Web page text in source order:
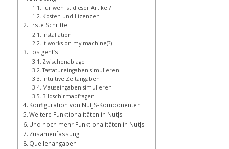
Für wen ist dieser Artikel?
Kosten und Lizenzen
Erste Schritte
Installation
It works on my machine(?)
Los geht’s!
Zwischenablage
Tastatureingaben simulieren
Intuitive Zeitangaben
Mauseingaben simulieren
Bildschirmabfragen
Konfiguration von NutJS-Komponenten
Weitere Funktionalitäten in NutJs
Und noch mehr Funktionalitäten in NutJs
Zusamenfassung
Quellenangaben